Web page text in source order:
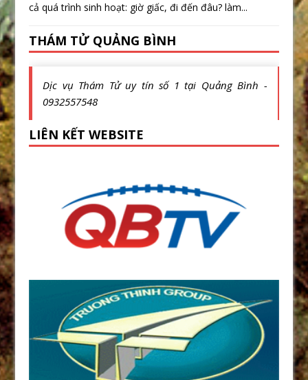
cả quá trình sinh hoạt: giờ giấc, đi đến đâu? làm...
THÁM TỬ QUẢNG BÌNH
Dịc vụ Thám Tử uy tín số 1 tại Quảng Bình -
0932557548
LIÊN KẾT WEBSITE